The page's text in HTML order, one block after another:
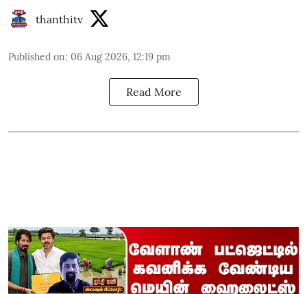
thanthitv
Published on: 06 Aug 2026, 12:19 pm
Read More